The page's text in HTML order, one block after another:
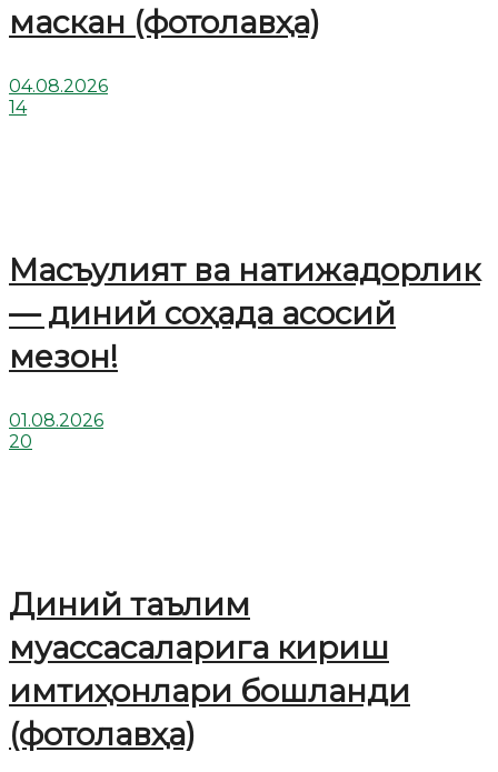
маскан (фотолавҳа)
04.08.2026
14
Масъулият ва натижадорлик
— диний соҳада асосий
мезон!
01.08.2026
20
Диний таълим
муассасаларига кириш
имтиҳонлари бошланди
(фотолавҳа)